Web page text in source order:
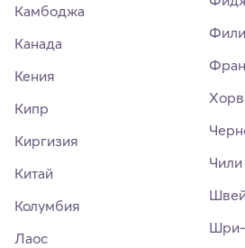
Камбоджа
Канада
Кения
Кипр
Киргизия
Китай
Колумбия
Лаос
Чили